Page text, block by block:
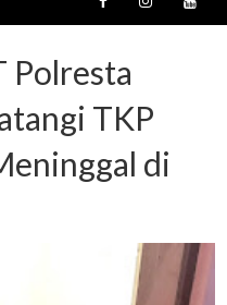
Polresta
TKP
di